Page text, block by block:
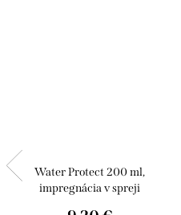
Water Protect 200 ml,
impregnácia v spreji